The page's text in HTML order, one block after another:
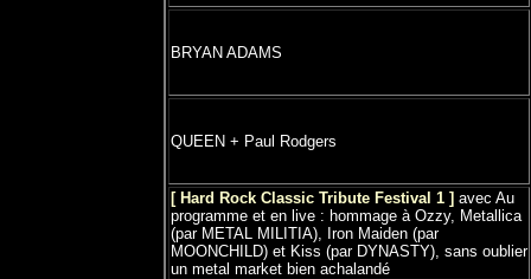
BRYAN ADAMS
QUEEN + Paul Rodgers
[ Hard Rock Classic Tribute Festival 1 ] avec Au
programme et en live : hommage à Ozzy, Metallica
(par METAL MILITIA), Iron Maiden (par
MOONCHILD) et Kiss (par DYNASTY), sans oublier
un metal market bien achalandé